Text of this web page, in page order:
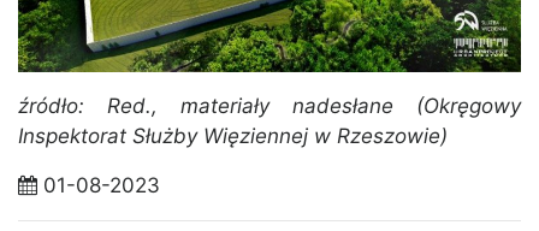
źródło: Red., materiały nadesłane (Okręgowy
Inspektorat Służby Więziennej w Rzeszowie)
01-08-2023